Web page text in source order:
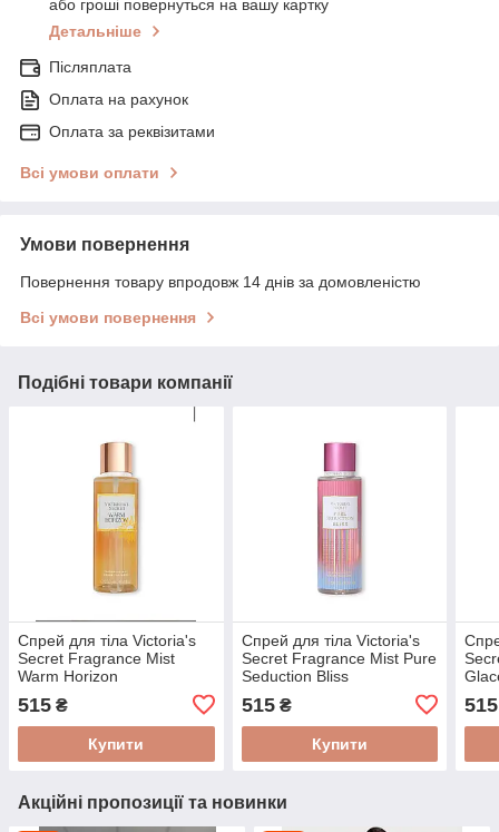
або гроші повернуться на вашу картку
Детальніше
Післяплата
Оплата на рахунок
Оплата за реквізитами
Всі умови оплати
Умови повернення
Повернення товару впродовж 14 днів за домовленістю
Всі умови повернення
Подібні товари компанії
Спрей для тіла Victoria's
Secret Fragrance Mist
Warm Horizon
515 ₴
Купити
Спрей для тіла Victoria's
Secret Fragrance Mist Pure
Seduction Bliss
515₴
Купити
515
Акційні пропозиції та новинки